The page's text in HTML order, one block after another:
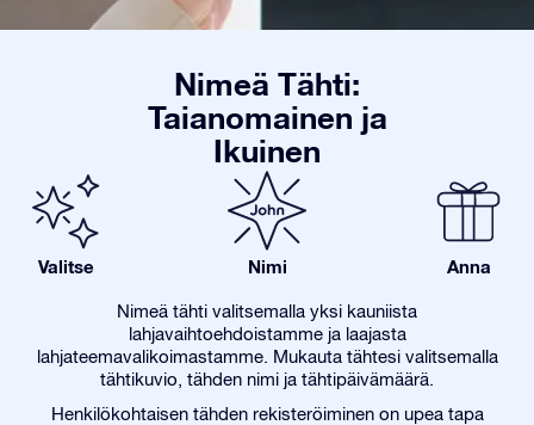
Nimeä Tähti:
Taianomainen ja
Ikuinen
Valitse Nimi Anna
Nimeä tähti valitsemalla yksi kauniista
lahjavaihtoehdoistamme ja laajasta
lahjateemavalikoimastamme. Mukauta tähtesi valitsemalla
tähtikuvio, tähden nimi ja tähtipäivämäärä.
Henkilökohtaisen tähden rekisteröiminen on upea tapa